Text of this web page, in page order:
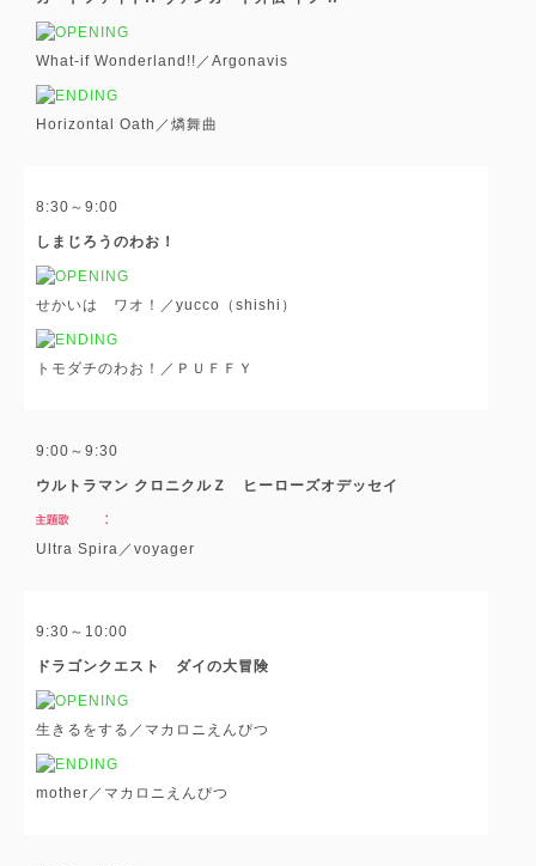
What-if Wonderland!!／Argonavis
Horizontal Oath／燐舞曲
8:30～9:00
しまじろうのわお！
せかいは ワオ！／yucco（shishi）
トモダチのわお！／ＰＵＦＦＹ
9:00～9:30
ウルトラマン クロニクルＺ ヒーローズオデッセイ
Ultra Spira／voyager
9:30～10:00
ドラゴンクエスト ダイの大冒険
生きるをする／マカロニえんぴつ
mother／マカロニえんぴつ